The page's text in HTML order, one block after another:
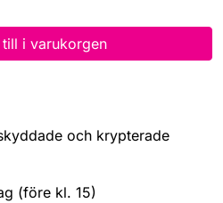
till i varukorgen
och krypterade
(före kl. 15)